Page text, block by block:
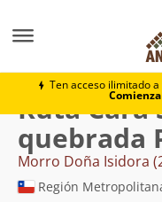
Ten acceso ilimitado
Ruta Cara
quebrada
Morro Doña Isidora
Región